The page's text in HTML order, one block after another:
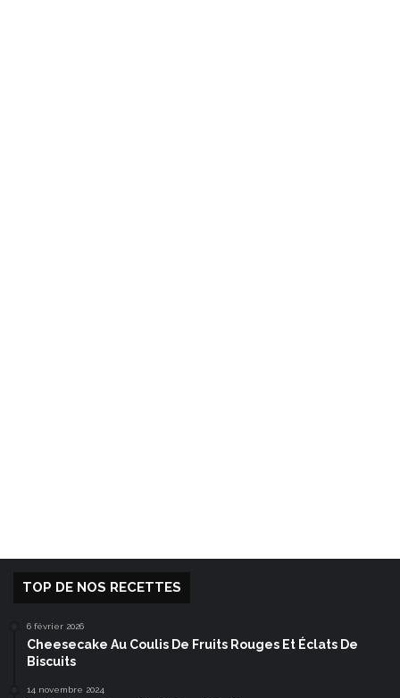
TOP DE NOS RECETTES
6 février 2026
Cheesecake Au Coulis De Fruits Rouges Et Éclats De
Biscuits
14 novembre 2024